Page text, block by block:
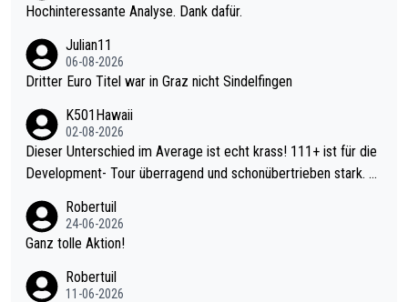
Hochinteressante Analyse. Dank dafür.
Julian11
06-08-2026
Dritter Euro Titel war in Graz nicht Sindelfingen
K501Hawaii
02-08-2026
Dieser Unterschied im Average ist echt krass! 111+ ist für die
Development- Tour überragend und schonübertrieben stark. U
mal 40+ erst recht. Da gewinnst keinen Blumentopf - ist ja noc
h krasser wie ein Pokalspiel eines Kreisligisten vs einem Bund
Robertuil
24-06-2026
Ganz tolle Aktion!
Robertuil
11-06-2026